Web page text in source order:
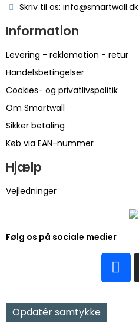
Skriv til os: info@smartwall.dk
Information
Levering - reklamation - retur
Handelsbetingelser
Cookies- og privatlivspolitik
Om Smartwall
Sikker betaling
Køb via EAN-nummer
Hjælp
Vejledninger
Følg os på sociale medier
Opdatér samtykke